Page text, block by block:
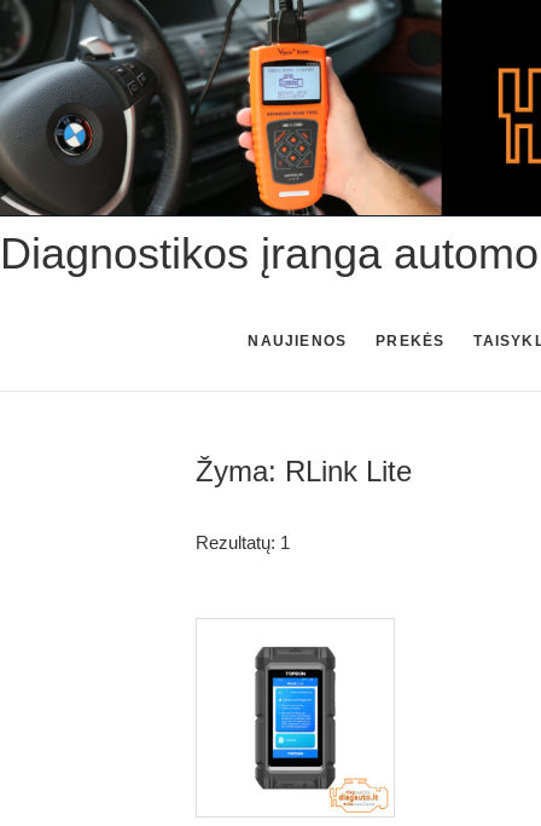
Skip
to
content
Diagnostikos įranga
NAUJIENOS PREKĖS
Žyma: RLink Lite
Rezultatų: 1